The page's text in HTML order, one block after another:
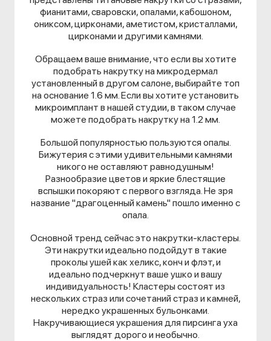
фианитами, сваровски, опалами, кабошоном,
ониксом, цирконами, аметистом, кристаллами,
цирконами и другими камнями.
Обращаем ваше внимание, что если вы хотите
подобрать накрутку на микродермал
установленный в другом салоне, выбирайте топ
на основание 1.6 мм. Если вы хотите установить
микроимплант в нашей студии, в таком случае
можете подобрать накрутку на 1.2 мм.
Большой популярностью пользуются опалы.
Бижутерия с этими удивительными камнями
никого не оставляют равнодушным!
Разнообразие цветов и яркие блестящие
вспышки покоряют с первого взгляда. Не зря
название "драгоценный камень" пошло именно с
опала.
Основной тренд сейчас это накрутки-кластеры.
Эти накрутки идеально подойдут в такие
проколы ушей как хеликс, конч и флэт, и
идеально подчеркнут ваше ушко и вашу
индивидуальность! Кластеры состоят из
нескольких страз или сочетаний страз и камней,
нередко украшенных бульонками.
Накручивающиеся украшения для пирсинга уха
выглядят дорого и необычно.